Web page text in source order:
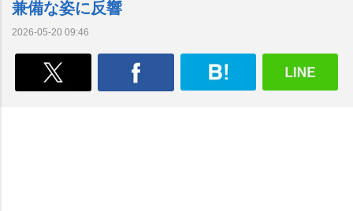
兼備な姿に反響
2026-05-20 09:46